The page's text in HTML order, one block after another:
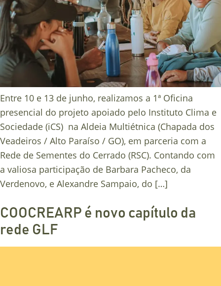
Entre 10 e 13 de junho, realizamos a 1ª Oficina
presencial do projeto apoiado pelo Instituto Clima e
Sociedade (iCS) na Aldeia Multiétnica (Chapada dos
Veadeiros / Alto Paraíso / GO), em parceria com a
Rede de Sementes do Cerrado (RSC). Contando com
a valiosa participação de Barbara Pacheco, da
Verdenovo, e Alexandre Sampaio, do […]
COOCREARP é novo capítulo da
rede GLF